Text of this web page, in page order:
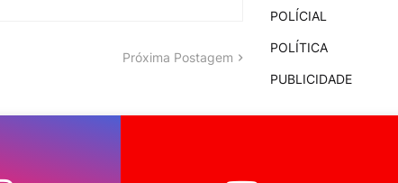
Próxima Postagem
POLÍCIAL
POLÍTICA
PUBLICIDADE